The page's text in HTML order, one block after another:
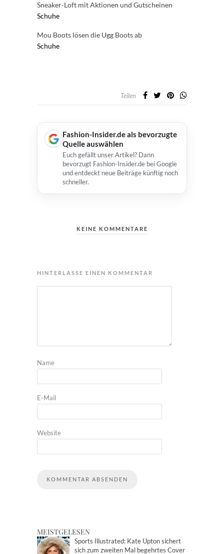
Sneaker-Loft mit Aktionen und Gutscheinen
Schuhe
Mou Boots lösen die Ugg Boots ab
Schuhe
Teilen
Fashion-Insider.de als bevorzugte
Quelle auswählen
Euch gefällt unser Artikel? Dann
bevorzugt Fashion-Insider.de bei Google
und entdeckt neue Beiträge künftig noch
schneller.
KEINE KOMMENTARE
HINTERLASSE EINEN KOMMENTAR
Name
E-Mail
Website
MEISTGELESEN
Sports Illustrated: Kate Upton sichert
sich zum zweiten Mal begehrtes Cover